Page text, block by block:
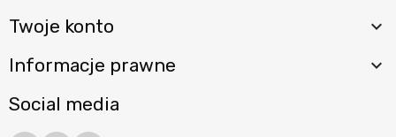
Twoje konto 
Informacje prawne 
Social media